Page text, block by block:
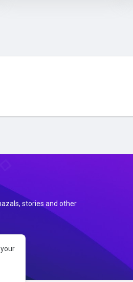
stories and other